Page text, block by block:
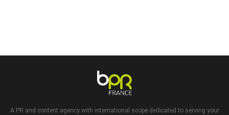
A PR and content agency with international scope dedicated to serving your